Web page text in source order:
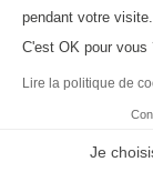
pendant votre
C'est OK pour vous
Lire la politique de
Je